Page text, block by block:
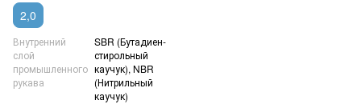
2,0
Внутренний
слой
промышленного
рукава
SBR (Бутадиен-
стирольный
каучук), NBR
(Нитрильный
каучук)